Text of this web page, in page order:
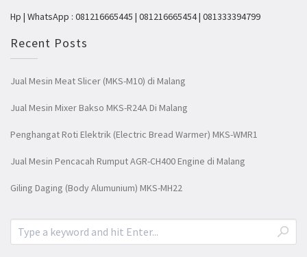
Hp | WhatsApp : 081216665445 | 081216665454 | 081333394799
Recent Posts
Jual Mesin Meat Slicer (MKS-M10) di Malang
Jual Mesin Mixer Bakso MKS-R24A Di Malang
Penghangat Roti Elektrik (Electric Bread Warmer) MKS-WMR1
Jual Mesin Pencacah Rumput AGR-CH400 Engine di Malang
Giling Daging (Body Alumunium) MKS-MH22